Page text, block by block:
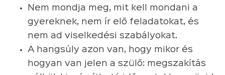
Nem mondja meg, mit kell mondani a
gyereknek, nem ír elő feladatokat, és
nem ad viselkedési szabályokat.
A hangsúly azon van, hogy mikor és
hogyan van jelen a szülő: megszakítás